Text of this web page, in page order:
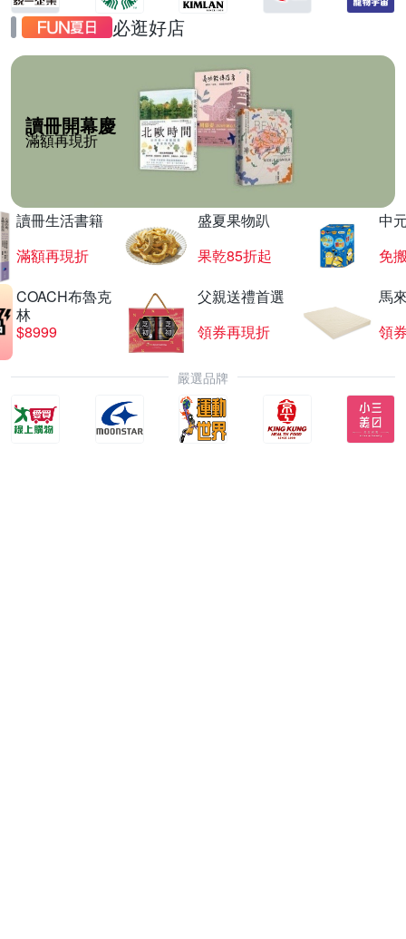
必逛好店
讀冊開幕慶
滿額再現折
讀冊生活書籍
滿額再現折
盛夏果物趴
果乾85折起
中
免
COACH布魯克
林
$8999
父親送禮首選
領券再現折
馬
領
嚴選品牌